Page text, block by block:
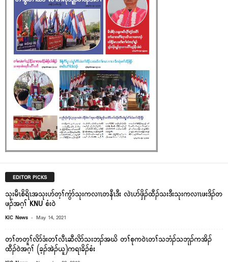
EDITOR PICKS
သုးမီၤစိရိၤအသုးပာ်တ့ၢ်ကွံာ်သုးကလၢၤတနီၤဒီး လဲၤပာ်ဖှိၣ်ထီၣ်သးဒီးသုးကလၢၤဖးဒိၣ်တ
ဖၣ်အဂ့ၢ် KNU စံး၀ဲ
KIC News - May 14, 2021
တၢ်တတူၢ်လိာ်ဒံးတၢ်လီၤဆီလိာ်သးဘၣ်အဃိ တၢ်စုက၀ဲၤတၢ်သဘံၣ်သဘုၣ်ကအိၣ်
ထီၣ်၀ဲအဂ့ၢ် (ခ့ၣ်အဲၣ်ယူ)ကရၢခိၣ်စံး